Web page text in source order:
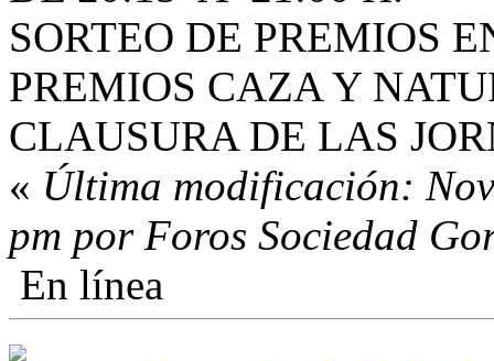
SORTEO DE PREMIOS
PREMIOS CAZA Y
CLAUSURA DE LAS
« Última modificación:
pm por Foros Sociedad
En línea